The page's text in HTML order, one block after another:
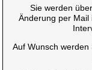
Sie werden
Änderung per Mail
Auf Wunsch